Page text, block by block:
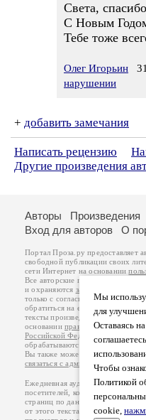
Света,
С Новым
Тебе тоже
Олег Игорьин
нарушении
+ добавить замечания
Написать рецензию
Другие произведения
Мы
для
Оставаясь
Чтобы
Политикой
cookie,
Авторы Произведения
Вход для авторов
О
Портал Проза.ру предоставляет
свободной публикации своих
сети Интернет на основании
Все авторские права на
и охраняются законом
.
только с согласия его автора, к
обратиться на его авторской
тексты произведений авторы
основанииправил публикациии
Российской Федерации
обрабатываются на основании
Вы также можете посмотреть
связаться с администрацией
Ежедневная аудитория портала
посетителей, которые в общей
страниц по данным счетчика
от этого текста. В каждой графе